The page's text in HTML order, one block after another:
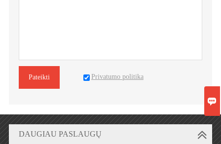
Pateikti Privatumo politika
DAUGIAU PASLAUGŲ
